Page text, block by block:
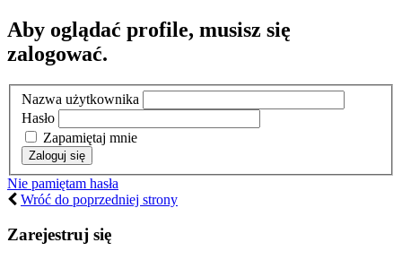
Aby oglądać profile, musisz się
zalogować.
Nazwa użytkownika
Hasło
Zapamiętaj mnie
Nie pamiętam hasła
Wróć do poprzedniej strony
Zarejestruj się